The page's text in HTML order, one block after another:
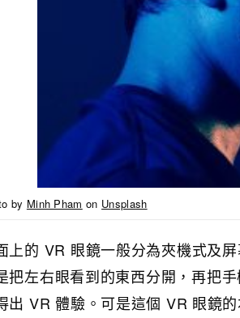
by Minh Pham on Unsplash
上的 VR 眼鏡一般分為夾機式及
把左右眼看到的東西分開，再把
出 VR 體驗。可是這個 VR 眼鏡